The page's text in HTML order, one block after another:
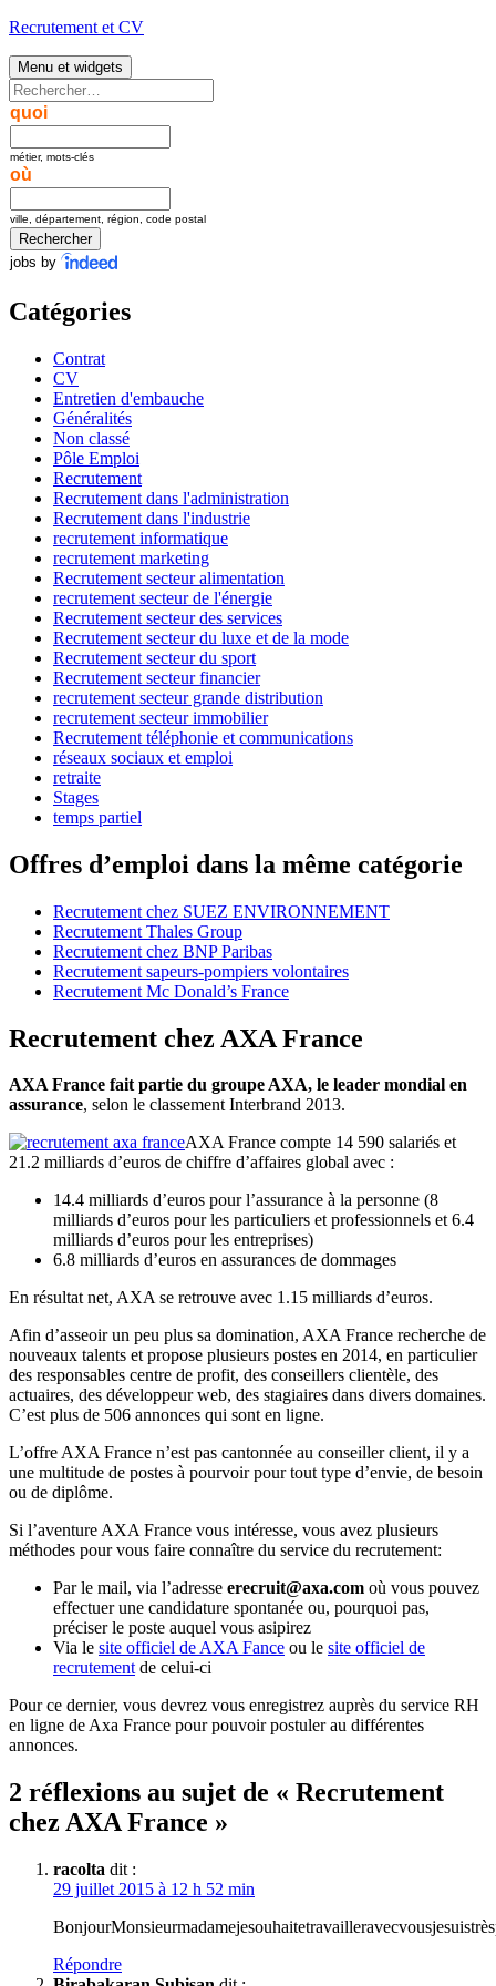
Aller
contenu
Recrutement et CV
Menu et widgets
Rechercher :
quoi
métier, mots-clés
où
ville, département, région, code postal
jobs by
Catégories
Contrat
CV
Entretien d'embauche
Généralités
Non classé
Pôle Emploi
Recrutement
Recrutement dans l'administration
Recrutement dans l'industrie
recrutement informatique
recrutement marketing
Recrutement secteur alimentation
recrutement secteur de l'énergie
Recrutement secteur des services
Recrutement secteur du luxe et de la mode
Recrutement secteur du sport
Recrutement secteur financier
recrutement secteur grande distribution
recrutement secteur immobilier
Recrutement téléphonie et communications
réseaux sociaux et emploi
retraite
Stages
temps partiel
Offres d’emploi dans la même catégorie
Recrutement chez SUEZ ENVIRONNEMENT
Recrutement Thales Group
Recrutement chez BNP Paribas
Recrutement sapeurs-pompiers volontaires
Recrutement Mc Donald’s France
Recrutement chez AXA France
AXA France fait partie du groupe AXA, le leader mondial en
assurance, selon le classement Interbrand 2013.
AXA France compte 14 590 salariés et
21.2 milliards d’euros de chiffre d’affaires global avec :
14.4 milliards d’euros pour l’assurance à la personne (8
milliards d’euros pour les particuliers et professionnels et 6.4
milliards d’euros pour les entreprises)
6.8 milliards d’euros en assurances de dommages
En résultat net, AXA se retrouve avec 1.15 milliards d’euros.
Afin d’asseoir un peu plus sa domination, AXA France recherche de
nouveaux talents et propose plusieurs postes en 2014, en particulier
des responsables centre de profit, des conseillers clientèle, des
actuaires, des développeur web, des stagiaires dans divers domaines.
C’est plus de 506 annonces qui sont en ligne.
L’offre AXA France n’est pas cantonnée au conseiller client, il y a
une multitude de postes à pourvoir pour tout type d’envie, de besoin
ou de diplôme.
Si l’aventure AXA France vous intéresse, vous avez plusieurs
méthodes pour vous faire connaître du service du recrutement:
Par le mail, via l’adresse erecruit@axa.com où vous pouvez
effectuer une candidature spontanée ou, pourquoi pas,
préciser le poste auquel vous asipirez
Via le site officiel de AXA Fance ou le site officiel de
recrutementde celui-ci
Pour ce dernier, vous devrez vous enregistrez auprès du service RH
en ligne de Axa France pour pouvoir postuler au différentes
annonces.
2 réflexions au sujet de « Recrutement
chez AXA France »
racolta dit :
29 juillet 2015 à 12 h 52 min
Répondre